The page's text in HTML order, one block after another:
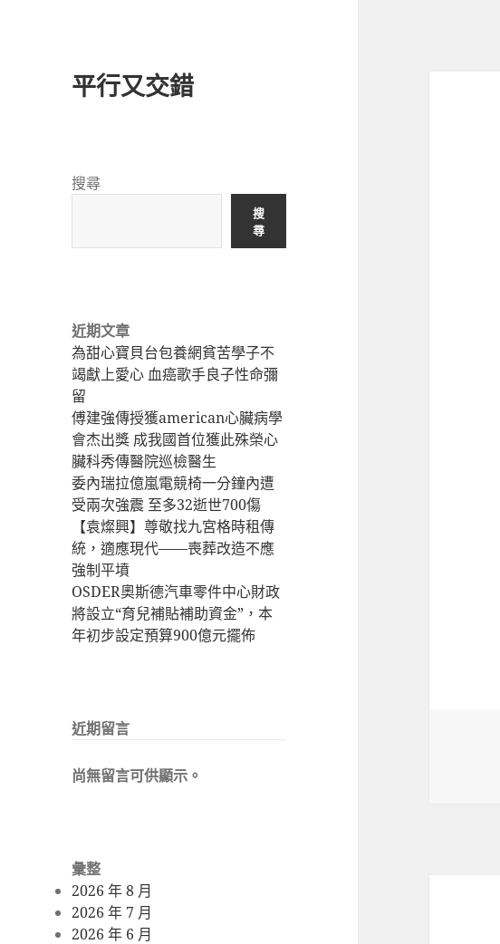
平行又交錯
搜尋
搜
尋
近期文章
為甜心寶貝台包養網貧苦學子不
竭獻上愛心 血癌歌手良子性命彌
留
傅建強傳授獲american心臟病學
會杰出獎 成我國首位獲此殊榮心
臟科秀傳醫院巡檢醫生
委內瑞拉億嵐電競椅一分鐘內遭
受兩次強震 至多32逝世700傷
【袁燦興】尊敬找九宮格時租傳
統，適應現代——喪葬改造不應
強制平墳
OSDER奧斯德汽車零件中心財政
將設立“育兒補貼補助資金”，本
年初步設定預算900億元擺佈
近期留言
尚無留言可供顯示。
彙整
2026 年 8 月
2026 年 7 月
2026 年 6 月